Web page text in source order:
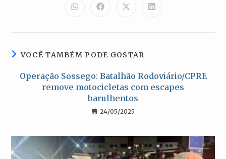
Abre
em
nova
Abre
em
nova
Abre
em
nova
Abre
em
nova
VOCÊ TAMBÉM PODE GOSTAR
Operação Sossego: Batalhão Rodoviário/CPRE
remove motocicletas com escapes
barulhentos
24/05/2025